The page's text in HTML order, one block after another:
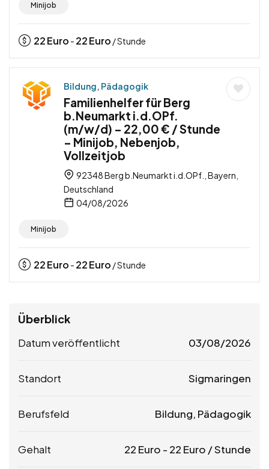
Minijob
22Euro - 22Euro / Stunde
Bildung, Pädagogik
Familienhelfer für Berg
b.Neumarkt i.d.OPf.
(m/w/d) – 22,00 € / Stunde
– Minijob, Nebenjob,
Vollzeitjob
92348 Berg b.Neumarkt i.d.OPf., Bayern,
Deutschland
04/08/2026
Minijob
22Euro - 22Euro / Stunde
Überblick
Datum veröffentlicht 03/08/2026
Standort Sigmaringen
Berufsfeld Bildung, Pädagogik
Gehalt 22 Euro - 22 Euro / Stunde